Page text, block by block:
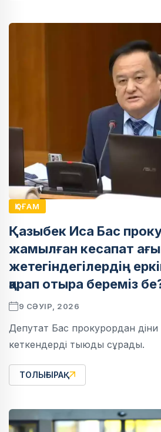
ҚОҒАМ
Қазыбек Иса Бас
жамылған кесапат
жетегіндегілердің
қарап отыра береміз
9 СӘУІР, 2026
Депутат Бас прокурордан діни
кеткендерді тыюды сұрады.
ТОЛЫҒЫРАҚ